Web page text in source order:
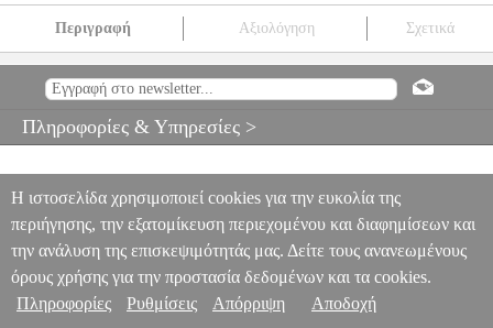
Περιγραφή Αξιολόγηση Σχετικά
MSC.605462 RICORDI
ΜΟΥΣΙΚΑ ΒΙΒΛΙΑ
0
Πληροφορίες & Υπηρεσίες >
Η ιστοσελίδα χρησιμοποιεί cookies για την ευκολία της
περιήγησης, την εξατομίκευση περιεχομένου και διαφημίσεων και
την ανάλυση της επισκεψιμότητάς μας. Δείτε τους ανανεωμένους
όρους χρήσης για την προστασία δεδομένων και τα cookies.
Πληροφορίες
Ρυθμίσεις Απόρριψη Αποδοχή